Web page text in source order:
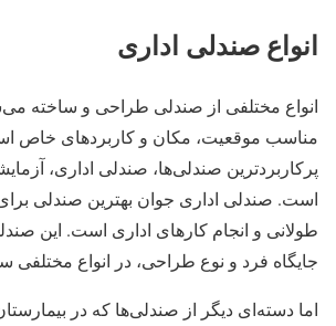
انواع صندلی اداری
انواع مختلفی از صندلی طراحی و ساخته
مناسب موقعیت، مکان و کاربردهای خاص
پرکاربردترین صندلی‌ها، صندلی اداری،
است. صندلی اداری جوان بهترین صندلی
طولانی و انجام کارهای اداری است. این
جایگاه فرد و نوع طراحی، در انواع مختلفی
اما دسته‌ای دیگر از صندلی‌ها که در